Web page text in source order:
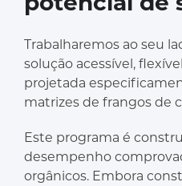
Trabalharemos ao seu
solução acessível,
projetada
matrizes de frangos de
Este programa é
desempenho
orgânicos. Embora